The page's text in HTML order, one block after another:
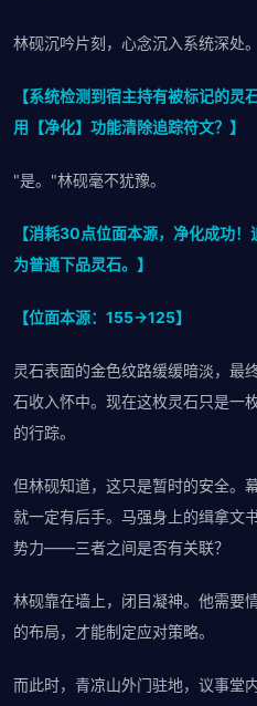
林砚沉吟片刻，心念沉入系统深处。
【系统检测到宿主持有被标记的
用【净化】功能清除追踪符文？】
"是。"林砚毫不犹豫。
【消耗30点位面本源，净化成功
为普通下品灵石。】
【位面本源：155→125】
灵石表面的金色纹路缓缓暗淡，最
石收入怀中。现在这枚灵石只是一
的行踪。
但林砚知道，这只是暂时的安全。
就一定有后手。马强身上的缉拿文
势力——三者之间是否有关联？
林砚靠在墙上，闭目凝神。他需要
的布局，才能制定应对策略。
而此时，青凉山外门驻地，议事堂内